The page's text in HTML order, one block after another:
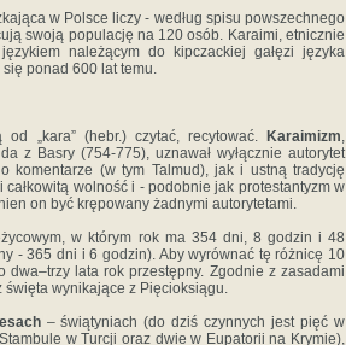
w Polsce liczy - według spisu powszechnego
swoją populację na 120 osób. Karaimi, etnicznie
należącym do kipczackiej gałęzi języka
ponad 600 lat temu.
od „kara” (hebr.) czytać, recytować.
Karaimizm,
z Basry (754-775), uznawał wyłącznie autorytet
komentarze (w tym Talmud), jak i ustną tradycję
wolność i - podobnie jak protestantyzm w
on być krępowany żadnymi autorytetami.
w którym rok ma 354 dni, 8 godzin i 48
- 365 dni i 6 godzin). Aby wyrównać tę różnicę 10
lata rok przestępny. Zgodnie z zasadami
święta wynikające z Pięcioksiągu.
– świątyniach (do dziś czynnych jest pięć w
w Turcji oraz dwie w Eupatorii na Krymie),